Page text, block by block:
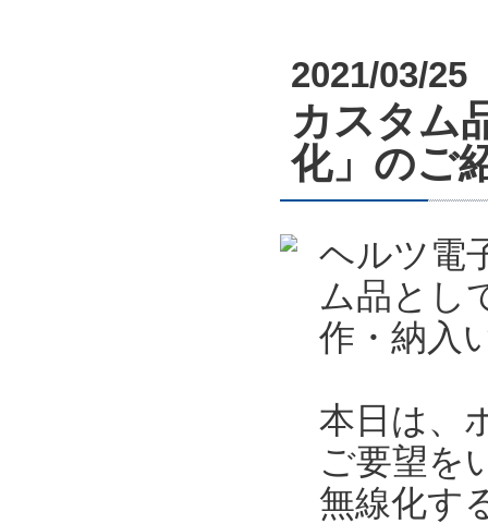
2021/03/25
カスタム
化」のご
ヘルツ電
ム品とし
作・納入
本日は、
ご要望を
無線化す